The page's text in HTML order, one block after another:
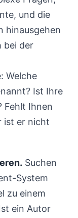
und die
hinausgehen
bei der
Welche
Ist Ihre
Fehlt Ihnen
ist er nicht
Suchen
System
zu einem
ein Autor